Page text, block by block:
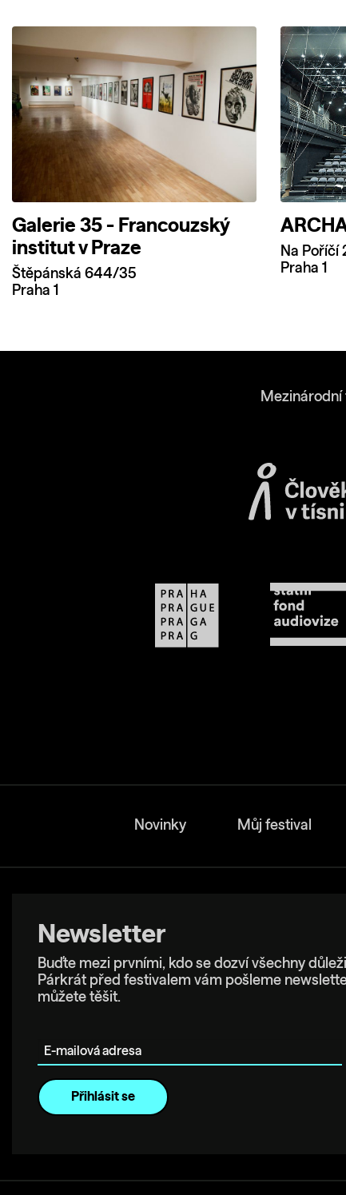
Galerie 35 - Francouzský
institut v Praze
Štěpánská 644/35
Praha 1
Na Poříčí
Praha 1
Novinky Můj festival
Newsletter
Buďte mezi prvními, kdo se dozví všechny
Párkrát před festivalem vám pošleme
můžete těšit.